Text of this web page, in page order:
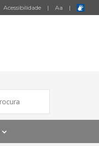
Acessibilidade | Aa |